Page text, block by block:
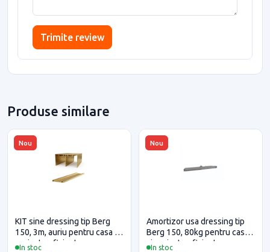
Trimite review
Produse similare
Nou
In stoc
KIT sine dressing tip Berg
150, 3m, auriu pentru casa si
proiecte eficiente
Nou
In stoc
Amortizor usa dressing tip
Berg 150, 80kg pentru casa
si proiecte eficiente